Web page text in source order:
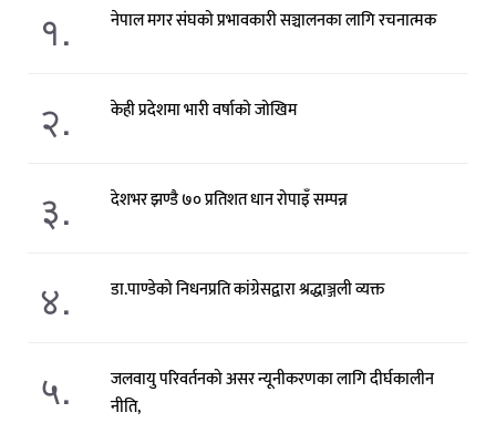
१. नेपाल मगर संघको प्रभावकारी सञ्चालनका लागि रचनात्मक
२. केही प्रदेशमा भारी वर्षाको जोखिम
३. देशभर झण्डै ७० प्रतिशत धान रोपाइँ सम्पन्न
४. डा.पाण्डेको निधनप्रति कांग्रेसद्वारा श्रद्धाञ्जली व्यक्त
५.
जलवायु परिवर्तनको असर न्यूनीकरणका लागि दीर्घकालीन
नीति,